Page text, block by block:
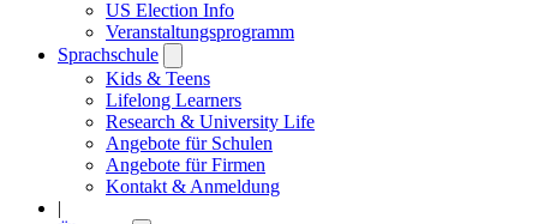
US Election Info
Veranstaltungsprogramm
Sprachschule
submenu
Kids & Teens
Lifelong Learners
Research & University Life
Angebote für Schulen
Angebote für Firmen
Kontakt & Anmeldung
|